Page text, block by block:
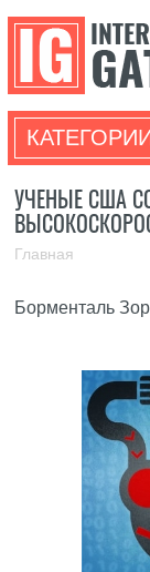
УЧЕНЫЕ США
Главная
Борменталь